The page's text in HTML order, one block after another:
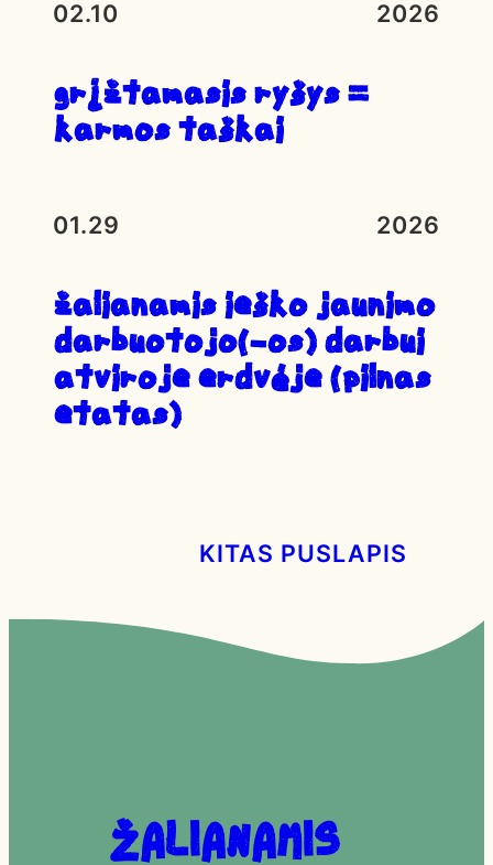
02.10 2026
Grįžtamasis ryšys =
karmos taškai
01.29 2026
ŽALIANAMIS IEŠKO JAUNIMO
DARBUOTOJO(-OS) DARBUI
ATVIROJE ERDVĖJE (PILNAS
ETATAS)
KITAS PUSLAPIS
Žalianamis